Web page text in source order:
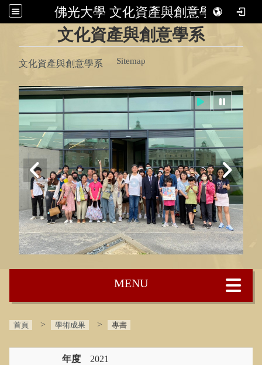
佛光大學 文化資產與創意學系
:::
文化資產與創意學系
Sitemap
文化資產與創意學系
首頁 學術成果 專書
年度 2021